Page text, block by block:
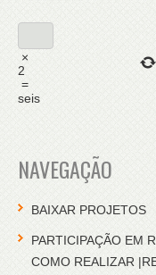
×
2
=
seis
NAVEGAÇÃO
BAIXAR PROJETOS
PARTICIPAÇÃO EM
COMO REALIZAR